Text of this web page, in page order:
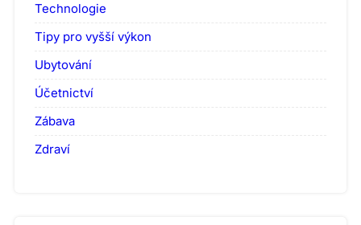
Technologie
Tipy pro vyšší výkon
Ubytování
Účetnictví
Zábava
Zdraví